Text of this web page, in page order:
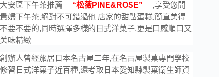
大安區下午茶推薦 “松薇PINE&ROSE”
,享受悠閒
貴婦下午茶,絕對不可錯過他,店家的甜點蛋糕,簡直美得
不要不要的,同時選擇多樣的日式洋菓子,更是口感順口又
美味精緻
創辦人曾經旅居日本名古屋三年,在名古屋製菓專門學校
修習日式洋菓子近百種,還考取日本愛知縣製菓衛生師資